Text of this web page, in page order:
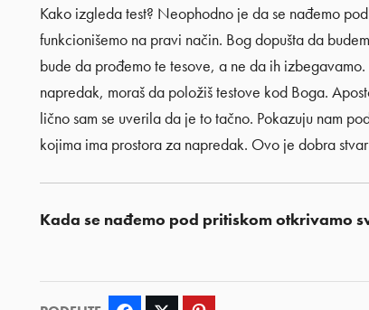
Kako izgleda test? Neophodno je da se nađemo
funkcionišemo na pravi način. Bog dopušta da
bude da prođemo te tesove, a ne da ih
napredak, moraš da položiš testove kod Boga.
lično sam se uverila da je to tačno. Pokazuju nam
kojima ima prostora za napredak. Ovo je dobra
Kada se nađemo pod pritiskom otkrivamo